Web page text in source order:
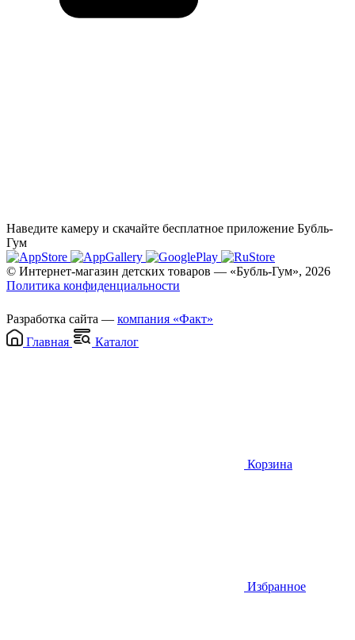
Наведите камеру и скачайте бесплатное приложение Бубль-
Гум
© Интернет-магазин детских товаров — «Бубль-Гум», 2026
Политика конфиденциальности
Разработка сайта — компания «Факт»
Главная
Каталог
Корзина
Избранное